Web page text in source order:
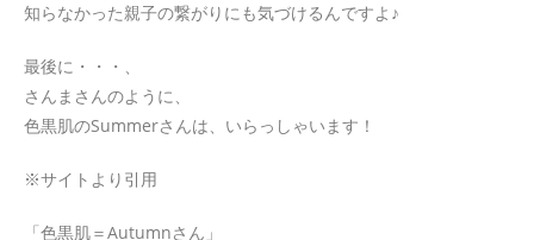
知らなかった親子の繋がりにも気づけるんですよ♪
最後に・・・、
さんまさんのように、
色黒肌のSummerさんは、いらっしゃいます！
※サイトより引用
「色黒肌＝Autumnさん」